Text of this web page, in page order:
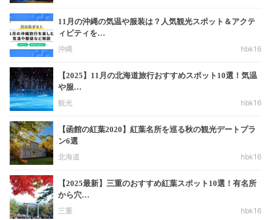
11月の沖縄の気温や服装は？人気観光スポット＆アクテ
ィビティを…
沖縄
hbk16
【2025】11月の北海道旅行おすすめスポット10選！気温
や服…
観光
hbk16
【函館の紅葉2020】紅葉名所を巡る秋の観光デートプラ
ン6選
北海道
hbk16
【2025最新】三重のおすすめ紅葉スポット10選！有名所
から穴…
三重
hbk16